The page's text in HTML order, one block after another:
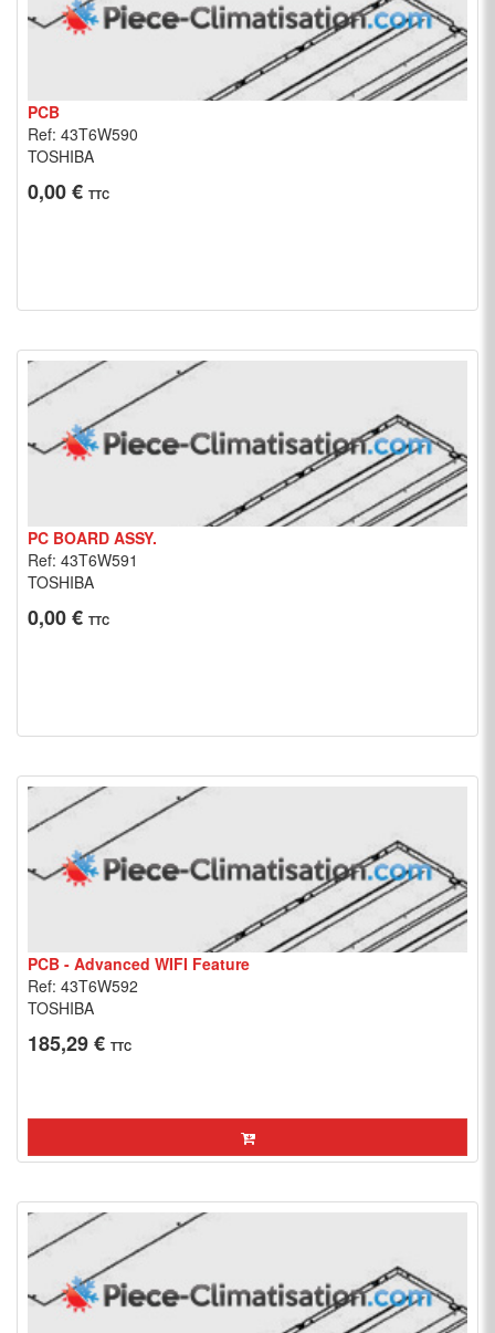
PCB
Ref: 43T6W590
TOSHIBA
0,00 € TTC
PC BOARD ASSY.
Ref: 43T6W591
TOSHIBA
0,00 € TTC
PCB - Advanced WIFI Feature
Ref: 43T6W592
TOSHIBA
185,29 € TTC